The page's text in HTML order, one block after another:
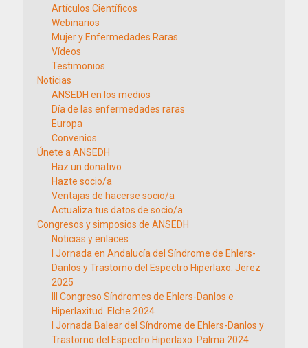
Artículos Científicos
Webinarios
Mujer y Enfermedades Raras
Vídeos
Testimonios
Noticias
ANSEDH en los medios
Día de las enfermedades raras
Europa
Convenios
Únete a ANSEDH
Haz un donativo
Hazte socio/a
Ventajas de hacerse socio/a
Actualiza tus datos de socio/a
Congresos y simposios de ANSEDH
Noticias y enlaces
I Jornada en Andalucía del Síndrome de Ehlers-
Danlos y Trastorno del Espectro Hiperlaxo. Jerez
2025
III Congreso Síndromes de Ehlers-Danlos e
Hiperlaxitud. Elche 2024
I Jornada Balear del Síndrome de Ehlers-Danlos y
Trastorno del Espectro Hiperlaxo. Palma 2024